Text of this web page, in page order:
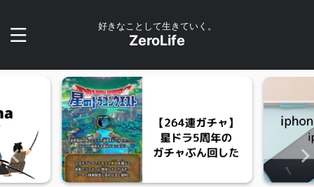
好きなことして生きていく。
ZeroLife